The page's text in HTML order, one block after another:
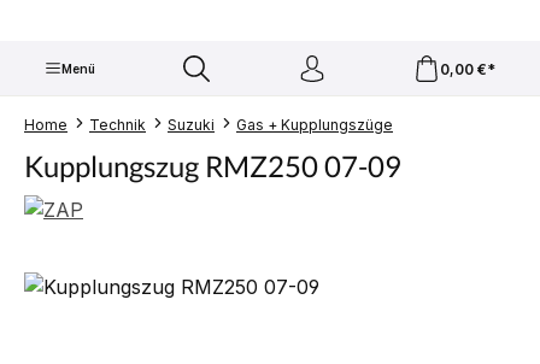
Menü 0,00 €*
Home Technik Suzuki Gas + Kupplungszüge
Kupplungszug RMZ250 07-09
Bildergalerie überspringen